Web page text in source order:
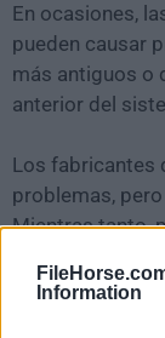
Information
En ocasiones,
pueden causar
más antiguos o
anterior del
Los fabricantes
problemas,
Mientras tanto,